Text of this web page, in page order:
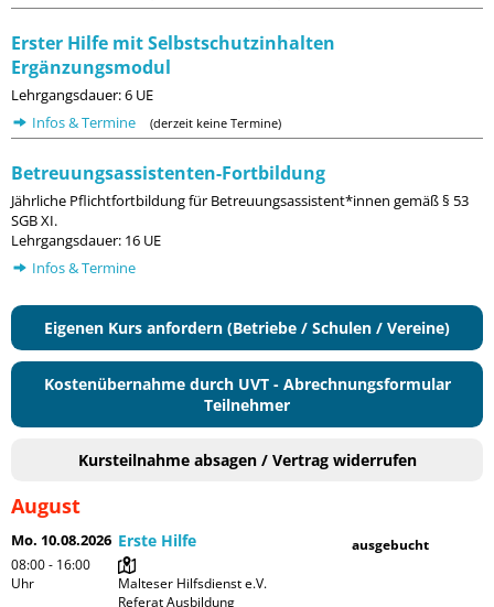
Erster Hilfe mit Selbstschutzinhalten
Ergänzungsmodul
Lehrgangsdauer: 6 UE
Infos & Termine
(derzeit keine Termine)
Betreuungsassistenten-Fortbildung
Jährliche Pflichtfortbildung für Betreuungsassistent*innen gemäß § 53
SGB XI.
Lehrgangsdauer: 16 UE
Infos & Termine
Eigenen Kurs anfordern (Betriebe / Schulen / Vereine)
Kostenübernahme durch UVT - Abrechnungsformular
Teilnehmer
Kursteilnahme absagen / Vertrag widerrufen
August
Mo. 10.08.2026
08:00 - 16:00
Uhr
Erste Hilfe
Malteser Hilfsdienst e.V.
Referat Ausbildung
ausgebucht